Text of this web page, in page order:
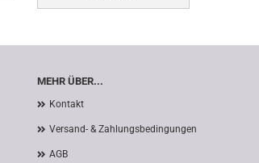
MEHR ÜBER...
Kontakt
Versand- & Zahlungsbedingungen
AGB